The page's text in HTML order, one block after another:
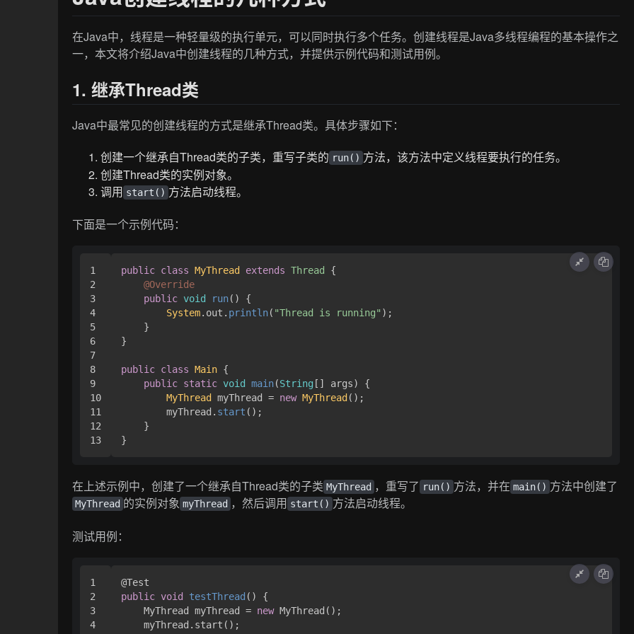
在Java中，线程是一种轻量级的执行单元，可以同时执行多个任务。创建线程是Java多线程编程的基本操作之
一，本文将介绍Java中创建线程的几种方式，并提供示例代码和测试用例。
1. 继承Thread类
Java中最常见的创建线程的方式是继承Thread类。具体步骤如下：
创建一个继承自Thread类的子类，重写子类的 run() 方法，该方法中定义线程要执行的任务。
创建Thread类的实例对象。
调用 start() 方法启动线程。
下面是一个示例代码：
1
2
3
4
5
6
7
8
9
10
11
12
public class MyThread extends Thread
{
@Override
public void run( ) {
System. out . println( "Thread is running" );
    }
}
public class Main {
public static void main(String [] args) {
MyThread
myThread = new MyThread ();
        myThread.
start ();
    }
}
在上述示例中，创建了一个继承自Thread类的子类 MyThread ，重写了 run() 方法，并在 main() 方法中创建了
MyThread 的实例对象 myThread ，然后调用 start() 方法启动线程。
测试用例：
1
2
3
4
public void testThread ()
{
    MyThread myThread =
new MyThread();
    myThread.start();